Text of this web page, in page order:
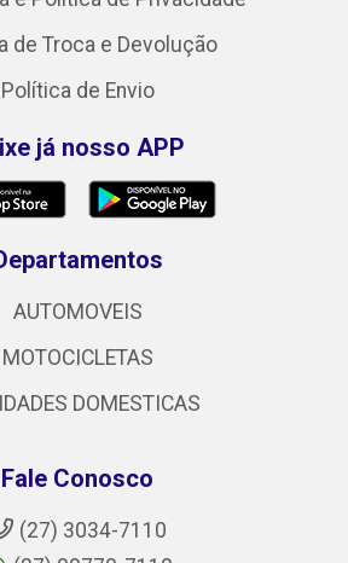
de Troca e Devolução
Política de Envio
já nosso APP
AUTOMOVEIS
MOTOCICLETAS
DOMESTICAS
Fale Conosco
(27) 3034-7110